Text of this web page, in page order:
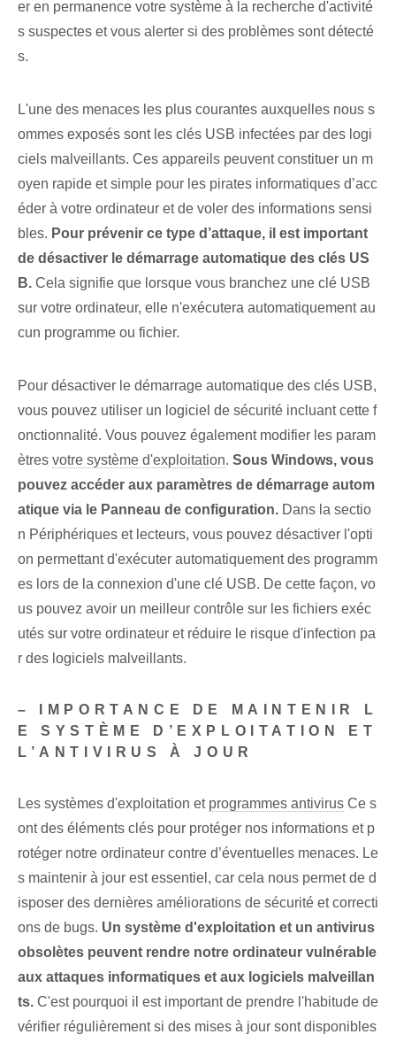
er en permanence votre système à la recherche d'activité
s suspectes et vous alerter si des problèmes sont détecté
s.
L'une des menaces les plus courantes auxquelles nous s
ommes exposés sont les clés USB infectées par des logi
ciels malveillants. Ces appareils peuvent constituer un m
oyen rapide et simple pour les pirates informatiques d’acc
éder à votre ordinateur et de voler des informations sensi
bles. Pour prévenir ce type d’attaque, il est important
de désactiver le démarrage automatique des clés US
B. Cela signifie que lorsque vous branchez une clé USB
sur votre ordinateur, elle n'exécutera automatiquement au
cun programme ou fichier.
Pour désactiver le démarrage automatique des clés USB,
vous pouvez utiliser un logiciel de sécurité incluant cette f
onctionnalité. Vous pouvez également modifier les param
ètres votre système d'exploitation. Sous Windows, vous
pouvez accéder aux paramètres de démarrage autom
atique via le Panneau de configuration. Dans la sectio
n Périphériques et lecteurs, vous pouvez désactiver l'opti
on permettant d'exécuter automatiquement des programm
es lors de la connexion d'une clé USB. De cette façon, vo
us pouvez avoir un meilleur contrôle sur les fichiers exéc
utés sur votre ordinateur et réduire le risque d'infection pa
r des logiciels malveillants.
– IMPORTANCE DE MAINTENIR L
E SYSTÈME D’EXPLOITATION ET
L’ANTIVIRUS À JOUR
Les systèmes d'exploitation et programmes antivirus Ce s
ont des éléments clés pour protéger nos informations et p
rotéger notre ordinateur contre d’éventuelles menaces. Le
s maintenir à jour est essentiel, car cela nous permet de d
isposer des dernières améliorations de sécurité et correcti
ons de bugs. Un système d'exploitation et un antivirus
obsolètes peuvent rendre notre ordinateur vulnérable
aux attaques informatiques et aux logiciels malveillan
ts. C'est pourquoi il est important de prendre l'habitude de
vérifier régulièrement si des mises à jour sont disponibles